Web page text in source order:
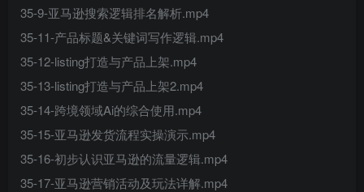
35-9-亚马逊搜索逻辑排名解析.mp4
35-11-产品标题&关键词写作逻辑.mp4
35-12-listing打造与产品上架.mp4
35-13-listing打造与产品上架2.mp4
35-14-跨境领域Ai的综合使用.mp4
35-15-亚马逊发货流程实操演示.mp4
35-16-初步认识亚马逊的流量逻辑.mp4
35-17-亚马逊营销活动及玩法详解.mp4